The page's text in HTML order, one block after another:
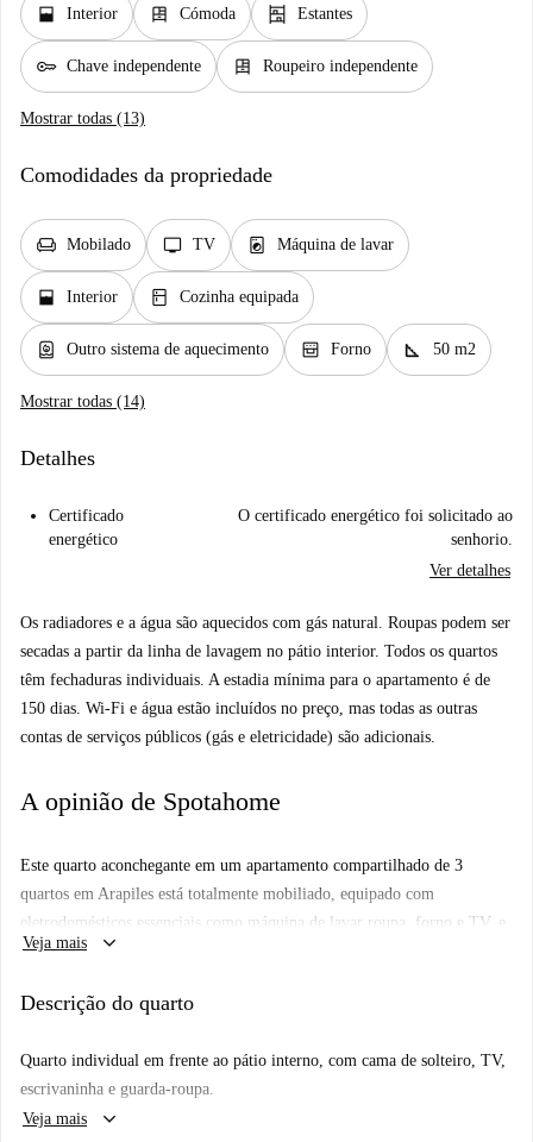
window_open Interior dresser Cómoda shelves Estantes
key Chave independente dresser Roupeiro independente
Mostrar todas (13)
Comodidades da propriedade
chair Mobilado tv TV local_laundry_service Máquina de lavar
window_open Interior kitchen Cozinha equipada
water_heater Outro sistema de aquecimento oven_gen Forno square_foot 50 m2
Mostrar todas (14)
Detalhes
Certificado
energético
O certificado energético foi solicitado ao
senhorio.
Ver detalhes
Os radiadores e a água são aquecidos com gás natural. Roupas podem ser
secadas a partir da linha de lavagem no pátio interior. Todos os quartos
têm fechaduras individuais. A estadia mínima para o apartamento é de
150 dias. Wi-Fi e água estão incluídos no preço, mas todas as outras
contas de serviços públicos (gás e eletricidade) são adicionais.
A opinião de Spotahome
Este quarto aconchegante em um apartamento compartilhado de 3
quartos em Arapiles está totalmente mobiliado, equipado com
eletrodomésticos essenciais como máquina de lavar roupa, forno e TV, e
é perfeito para mulheres e estudantes. É permitido fumar, e a
Localizado no animado bairro de Arapiles, você encontrará diversos
bem como a atração turística Selfiewallfiction para explorar. Instale-se
neste local maravilhoso com facilidade.
Veja mais keyboard_arrow_down
Descrição do quarto
Quarto individual em frente ao pátio interno, com cama de solteiro, TV,
escrivaninha e guarda-roupa.
Veja mais
keyboard_arrow_down